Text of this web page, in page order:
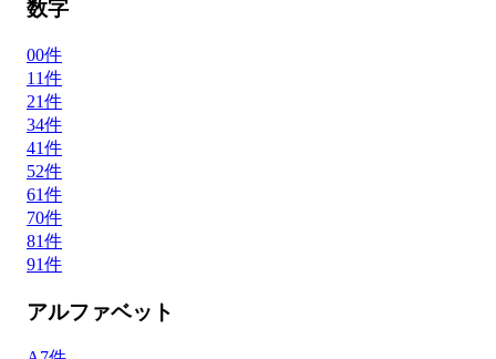
数字
00件
1 1件
21件
34件
41件
52件
61件
70件
81件
91件
アルファベット